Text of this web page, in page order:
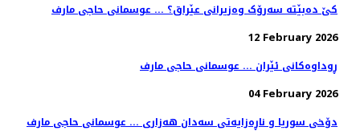
کێ دەبێتە سەرۆک وەزیرانی عێراق؟ ... عوسمانی حاجی مارف
12 February 2026
ڕوداوەکانی ئێران ... عوسمانی حاجی مارف
04 February 2026
دۆخی سوریا و ناڕەزایەتی سەدان هەزاری ... عوسمانی حاجی مارف